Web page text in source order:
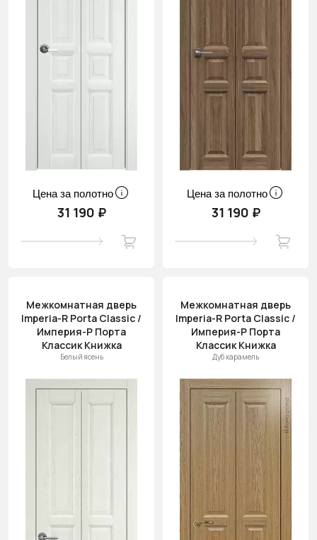
Цена за полотно
31 190 ₽
Цена за полотно
31 190 ₽
Межкомнатная дверь
Imperia-R Porta Classic /
Империя-Р Порта
Классик Книжка
Белый ясень
Межкомнатная дверь
Imperia-R Porta Classic /
Империя-Р Порта
Классик Книжка
Дуб карамель